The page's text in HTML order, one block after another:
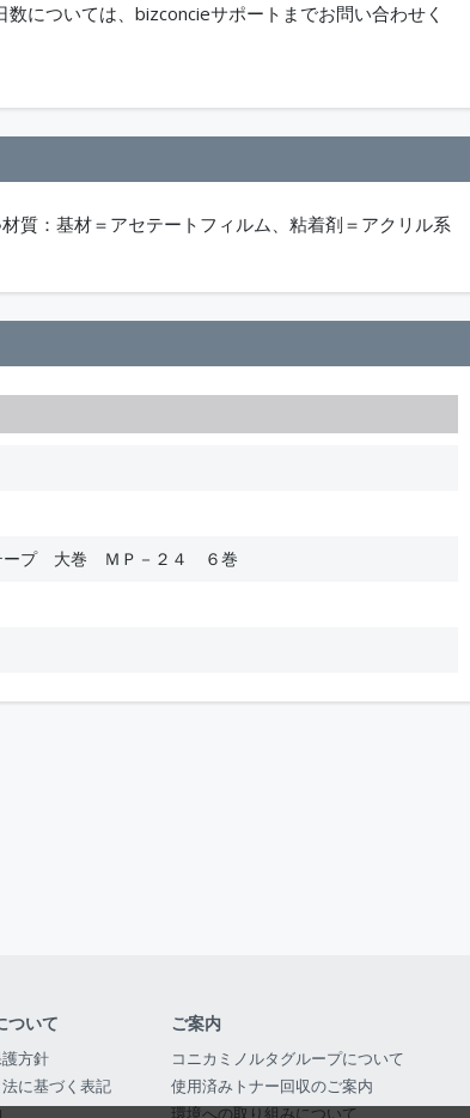
については、bizconcieサポートまでお問い合わせく
質：基材＝アセテートフィルム、粘着剤＝アクリル系
ープ 大巻 ＭＰ－２４ ６巻
ついて
方針
に基づく表記
ご案内
コニカミノルタグループについて
使用済みトナー回収のご案内
環境への取り組みについて